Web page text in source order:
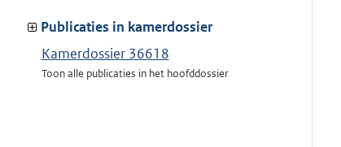
van:
Publicaties in kamerdossier
Kamerdossier 36618
Toon alle publicaties in het hoofddossier